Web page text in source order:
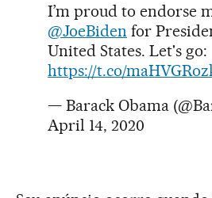
I’m proud to endorse
@JoeBiden for
United States. Let's go:
https://t.co/
— Barack Obama
April 14, 2020